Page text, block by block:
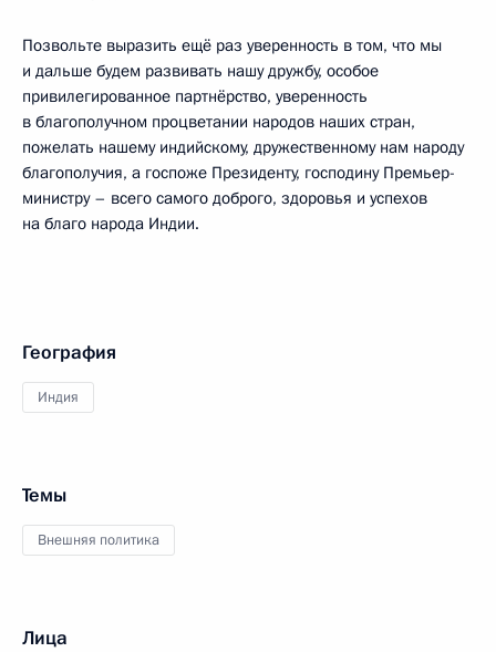
Позвольте выразить ещё раз уверенность в том, что мы
и дальше будем развивать нашу дружбу, особое
привилегированное партнёрство, уверенность
в благополучном процветании народов наших стран,
пожелать нашему индийскому, дружественному нам народу
благополучия, а госпоже Президенту, господину Премьер-
министру – всего самого доброго, здоровья и успехов
на благо народа Индии.
География
Индия
Темы
Внешняя политика
Лица